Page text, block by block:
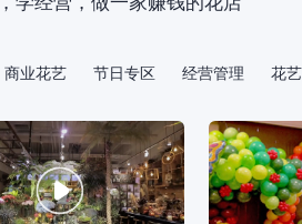
玉叶（C级） 11.13
红（B级） ¥9.01
雪山（B级） 9.01/扎
商业花艺 节日专区 经营管理 花